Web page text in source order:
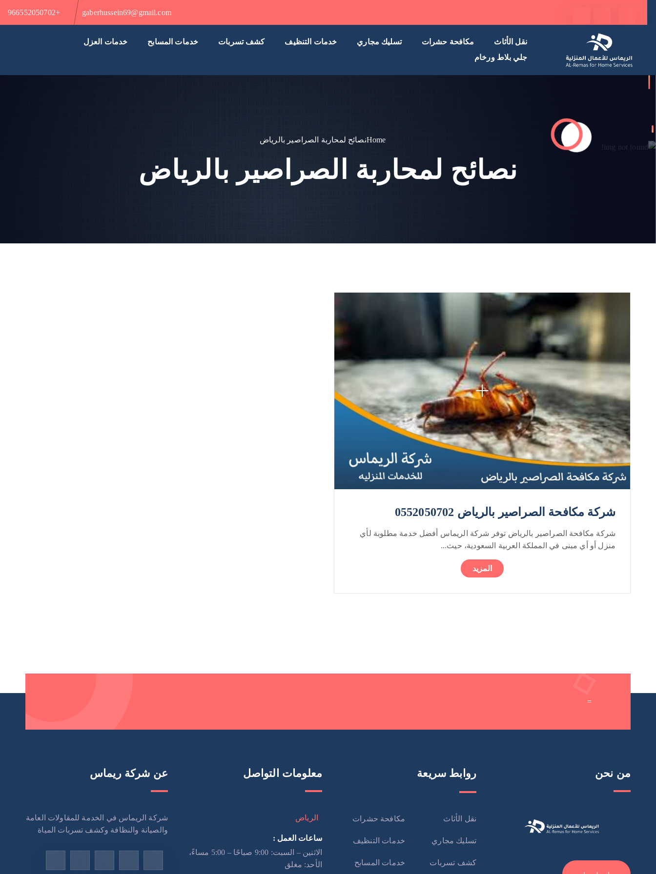
gaberhussein69@gmail.com
+966552050702
نقل الأثاث مكافحة حشرات تسليك مجاري خدمات التنظيف كشف تسربات خدمات المسابح
خدمات العزل
جلي بلاط ورخام
Homeنصائح لمحاربة الصراصير بالرياض
نصائح لمحاربة الصراصير بالرياض
شركة مكافحة الصراصير بالرياض 0552050702
شركة مكافحة الصراصير بالرياض توفر شركة الريماس أفضل خدمة مطلوبة لأي
منزل أو أي مبنى في المملكة العربية السعودية، حيث...
المزيد
=
من نحن روابط سريعة
نقل الأثاث مكافحة حشرات
تسليك مجاري خدمات التنظيف
كشف تسربات خدمات المسابح
معلومات التواصل
الرياض
ساعات العمل :
الاثنين – السبت: 9:00 صباحًا – 5:00 مساءً،
الأحد: مغلق
عن شركة ريماس
شركة الريماس في الخدمة للمقاولات العامة
والصيانة والنظافة وكشف تسربات المياة